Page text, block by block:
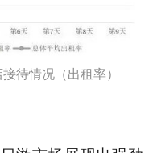
待情况（出租率）